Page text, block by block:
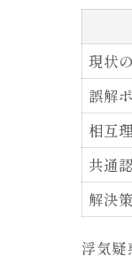
現状
誤解
相互
共通
解決
浮気